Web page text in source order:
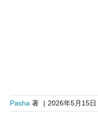
Pasha 著 | 2026年5月15日